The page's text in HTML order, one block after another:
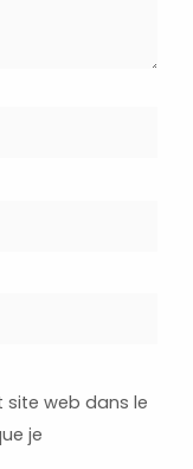
site web dans le
je